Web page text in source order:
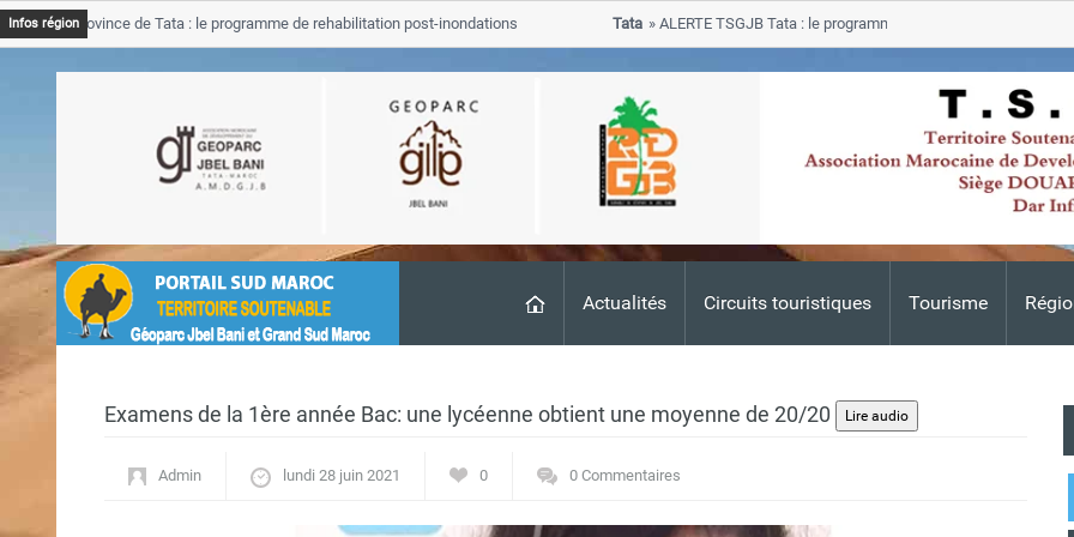
Actualités Circuits touristiques Tourisme
Infos région
Province de Tata : le programme de rehabilitation post-inondations
ALERTE TSGJB Tata : le programme de rehabilitation post-
progresse dans les zones sinistrees
Examens de la 1ère année Bac: une lycéenne obtient une moyenne de 20/20
Admin lundi 28 juin 2021 0 0 Commentaires